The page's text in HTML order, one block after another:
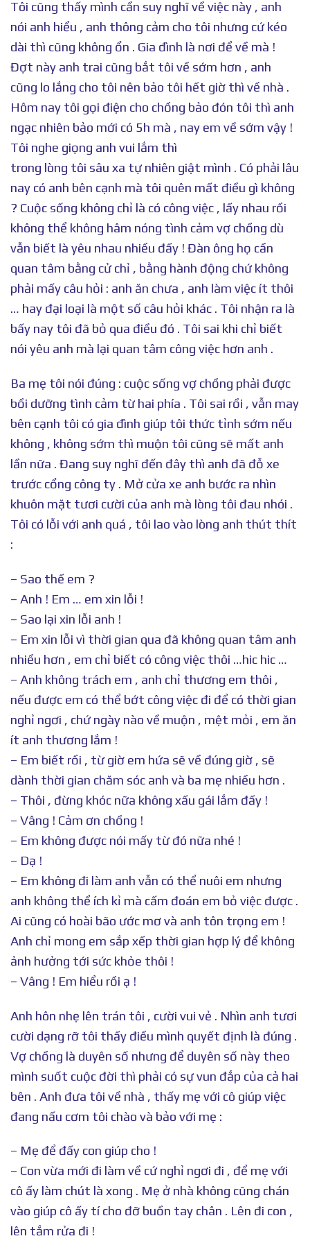
Tôi cũng thấy mình cần suy nghĩ về việc này , anh
nói anh hiểu , anh thông cảm cho tôi nhưng cứ kéo
dài thì cũng không ổn . Gia đình là nơi để về mà !
Đợt này anh trai cũng bắt tôi về sớm hơn , anh
cũng lo lắng cho tôi nên bảo tôi hết giờ thì về nhà .
Hôm nay tôi gọi điện cho chồng bảo đón tôi thì anh
ngạc nhiên bảo mới có 5h mà , nay em về sớm vậy !
Tôi nghe giọng anh vui lắm thì
trong lòng tôi sâu xa tự nhiên giật mình . Có phải lâu
nay có anh bên cạnh mà tôi quên mất điều gì không
? Cuộc sống không chỉ là có công việc , lấy nhau rồi
không thể không hâm nóng tình cảm vợ chồng dù
vẫn biết là yêu nhau nhiều đấy ! Đàn ông họ cần
quan tâm bằng cử chỉ , bằng hành động chứ không
phải mấy câu hỏi : anh ăn chưa , anh làm việc ít thôi
… hay đại loại là một số câu hỏi khác . Tôi nhận ra là
bấy nay tôi đã bỏ qua điều đó . Tôi sai khi chỉ biết
nói yêu anh mà lại quan tâm công việc hơn anh .
Ba mẹ tôi nói đúng : cuộc sống vợ chồng phải được
bồi dưỡng tình cảm từ hai phía . Tôi sai rồi , vẫn may
bên cạnh tôi có gia đình giúp tôi thức tỉnh sớm nếu
không , không sớm thì muộn tôi cũng sẽ mất anh
lần nữa . Đang suy nghĩ đến đây thì anh đã đỗ xe
trước cổng công ty . Mở cửa xe anh bước ra nhìn
khuôn mặt tươi cười của anh mà lòng tôi đau nhói .
Tôi có lỗi với anh quá , tôi lao vào lòng anh thút thít
:
– Sao thế em ?
– Anh ! Em … em xin lỗi !
– Sao lại xin lỗi anh !
– Em xin lỗi vì thời gian qua đã không quan tâm anh
nhiều hơn , em chỉ biết có công việc thôi …hic hic …
– Anh không trách em , anh chỉ thương em thôi ,
nếu được em có thể bớt công việc đi để có thời gian
nghỉ ngơi , chứ ngày nào về muộn , mệt mỏi , em ăn
ít anh thương lắm !
– Em biết rồi , từ giờ em hứa sẽ về đúng giờ , sẽ
dành thời gian chăm sóc anh và ba mẹ nhiều hơn .
– Thôi , đừng khóc nữa không xấu gái lắm đấy !
– Vâng ! Cảm ơn chồng !
– Em không được nói mấy từ đó nữa nhé !
– Dạ !
– Em không đi làm anh vẫn có thể nuôi em nhưng
anh không thể ích kỉ mà cấm đoán em bỏ việc được .
Ai cũng có hoài bão ước mơ và anh tôn trọng em !
Anh chỉ mong em sắp xếp thời gian hợp lý để không
ảnh hưởng tới sức khỏe thôi !
– Vâng ! Em hiểu rồi ạ !
Anh hôn nhẹ lên trán tôi , cười vui vẻ . Nhìn anh tươi
cười dạng rỡ tôi thấy điều mình quyết định là đúng .
Vợ chồng là duyên số nhưng để duyên số này theo
mình suốt cuộc đời thì phải có sự vun đắp của cả hai
bên . Anh đưa tôi về nhà , thấy mẹ với cô giúp việc
đang nấu cơm tôi chào và bảo với mẹ :
– Mẹ để đấy con giúp cho !
– Con vừa mới đi làm về cứ nghỉ ngơi đi , để mẹ với
cô ấy làm chút là xong . Mẹ ở nhà không cũng chán
vào giúp cô ấy tí cho đỡ buồn tay chân . Lên đi con ,
lên tắm rửa đi !